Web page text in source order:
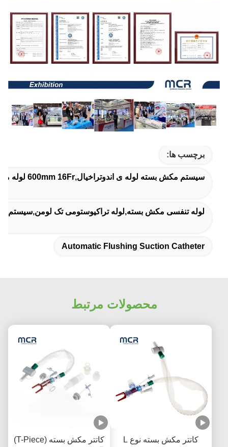
برچسب ها:
سیستم مکش بسته لوله ی اندوتراخیال,600mm 16Fr لوله مکش بسته,کاتتر مکش اتوماتیک
لوله تنفسی مکش بسته,لوله تراکیوستومی تک لومن,سیستم لوله
Automatic Flushing Suction Catheter
محصولات مرتبط
کاتتر مکش بسته نوع L
کاتتر مکش بسته (T-Piece)